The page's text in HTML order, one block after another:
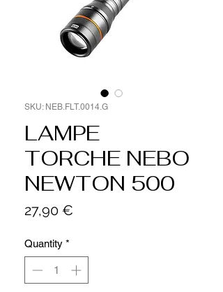
SKU: NEB.FLT.0014.G
LAMPE
TORCHE NEBO
NEWTON 500
27,90 €
Quantity *